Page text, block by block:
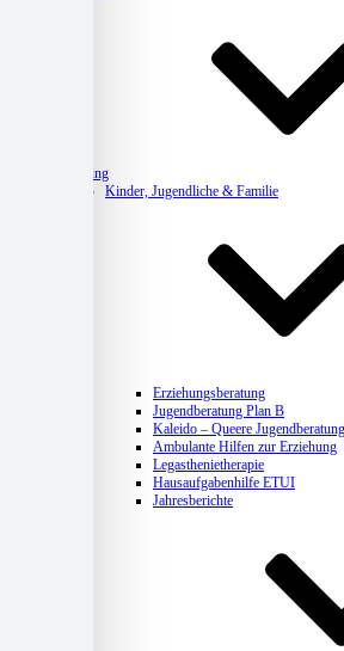
Beratung
Kinder, Jugendliche & Familie
Erziehungsberatung
Jugendberatung Plan B
Kaleido – Queere Jugendberatung
Ambulante Hilfen zur Erziehung
Legasthenietherapie
Hausaufgabenhilfe ETUI
Jahresberichte